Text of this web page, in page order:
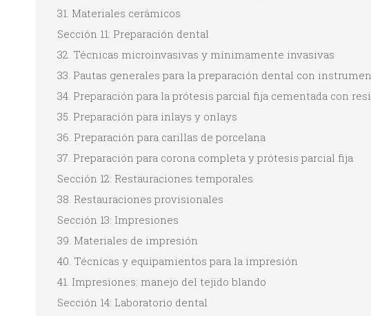
31. Materiales cerámicos
Sección 11: Preparación dental
32. Técnicas microinvasivas y mínimamente invasivas
33. Pautas generales para la preparación dental con
34. Preparación para la prótesis parcial fija cementada con
35. Preparación para inlays y onlays
36. Preparación para carillas de porcelana
37. Preparación para corona completa y prótesis parcial fija
Sección 12: Restauraciones temporales
38. Restauraciones provisionales
Sección 13: Impresiones
39. Materiales de impresión
40. Técnicas y equipamientos para la impresión
41. Impresiones: manejo del tejido blando
Sección 14: Laboratorio dental